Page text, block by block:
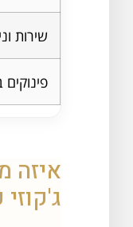
שירות
איזה